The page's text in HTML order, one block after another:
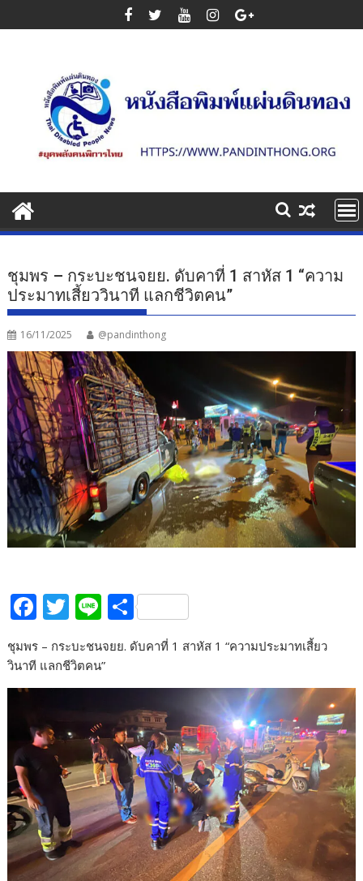
to
ชุมพร – กระบะชนจยย. ดับคาที่ 1 สาหัส 1 “ความ
ประมาทเสี้ยววินาที แลกชีวิตคน”
16/11/2025 @pandinthong
F
e
b
o
k
T
itt
er
Li
e
S
h
ar
e
ชุมพร – กระบะชนจยย. ดับคาที่ 1 สาหัส 1 “ความประมาทเสี้ยว
วินาที แลกชีวิตคน”